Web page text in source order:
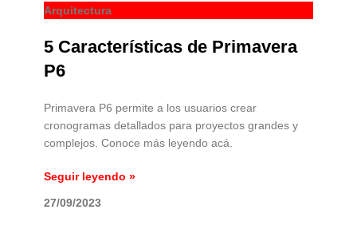
Arquitectura
5 Características de Primavera
P6
Primavera P6 permite a los usuarios crear
cronogramas detallados para proyectos grandes y
complejos. Conoce más leyendo acá.
Seguir leyendo »
27/09/2023